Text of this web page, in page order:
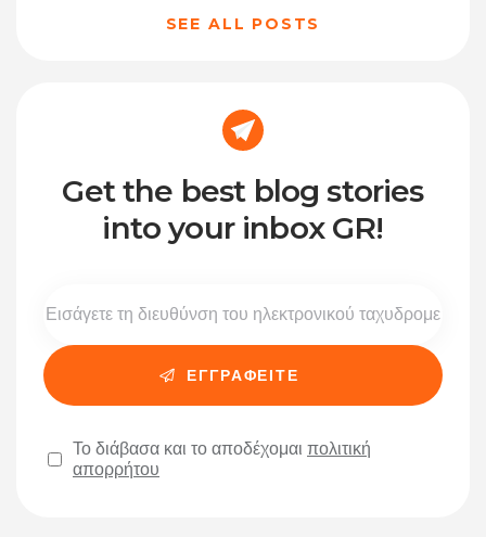
SEE ALL POSTS
Get the best blog stories
into your inbox GR!
Το διάβασα και το αποδέχομαι πολιτική
απορρήτου